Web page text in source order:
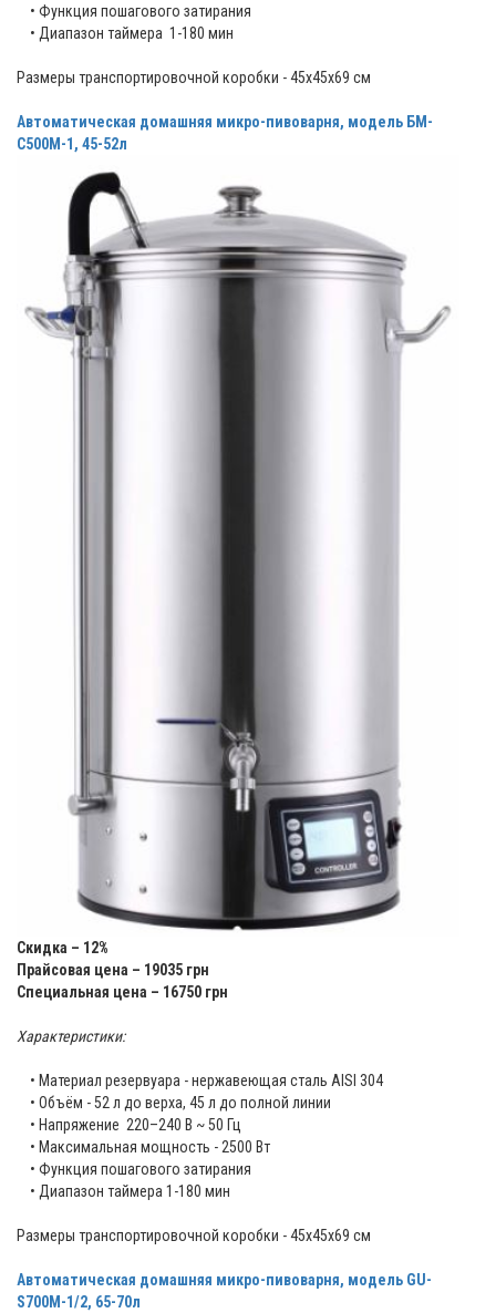
• Функция пошагового затирания
• Диапазон таймера 1-180 мин
Размеры транспортировочной коробки - 45х45х69 см
Автоматическая домашняя микро-пивоварня, модель БМ-
С500М-1, 45-52л
Скидка – 12%
Прайсовая цена – 19035 грн
Специальная цена – 16750 грн
Характеристики:
• Материал резервуара - нержавеющая сталь AISI 304
• Объём - 52 л до верха, 45 л до полной линии
• Напряжение 220–240 В ~ 50 Гц
• Максимальная мощность - 2500 Вт
• Функция пошагового затирания
• Диапазон таймера 1-180 мин
Размеры транспортировочной коробки - 45х45х69 см
Автоматическая домашняя микро-пивоварня, модель GU-
S700М-1/2, 65-70л